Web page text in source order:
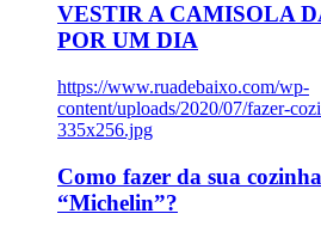
VESTIR A CAMISOLA
POR UM DIA
https://www.ruadebaixo.com/wp-
content/uploads/2020/07/fazer-
335x256.jpg
Como fazer da sua
“Michelin”?